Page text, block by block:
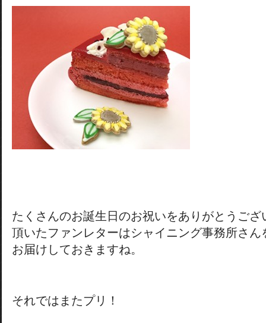
たくさんのお誕生日のお祝いをありがとうござ
頂いたファンレターはシャイニング事務所さん
お届けしておきますね。
それではまたプリ！